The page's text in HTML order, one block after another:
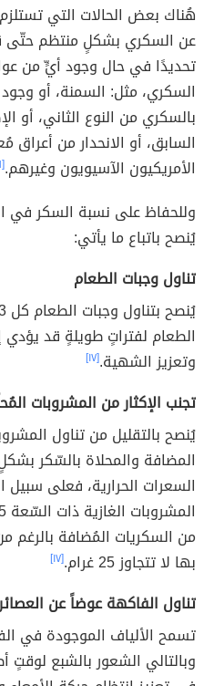
هُناك بعض الحالات التي
تحديدًا في حال وجود أيٍّ من
السكري، مثل: السمنة، أو وجود
بالسكري من النوع الثاني، أو
السابق، أو الانحدار من أعراق
الأمريكيون الآسيويون وغيرهم.[١٦]
وللحفاظ على نسبة السكر في
يُنصح باتباع ما يأتي:
تناول وجبات الطعام
الطعام لفتراتٍ طويلةٍ قد
وتعزيز الشهية.[١٧]
تجنب الإكثار من المشروبات
يُنصح بالتقليل من تناول
المضافة والمحلاة بالسّكر
السعرات الحرارية، فعلى سبيل
من السكريات المُضافة بالرغم
بها لا تتجاوز 25 غرام.
[١٧]
تناول الفاكهة عوضاً عن
تسمح الألياف الموجودة في
وبالتالي الشعور بالشبع لوقتٍ